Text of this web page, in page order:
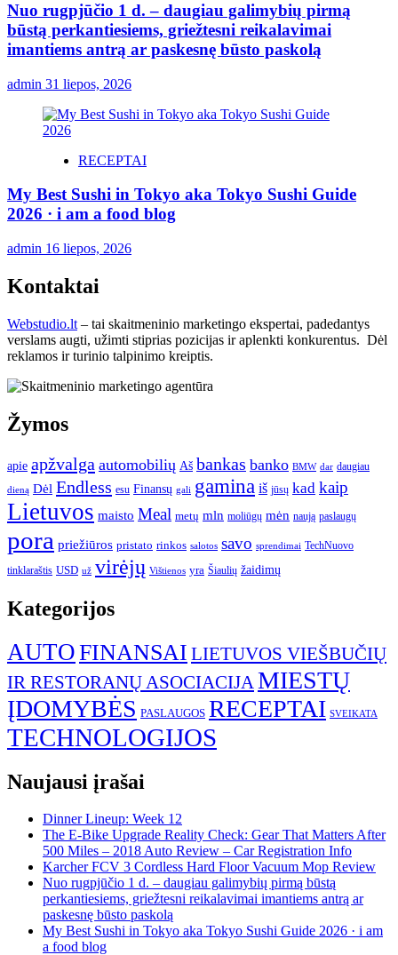
Nuo rugpjūčio 1 d. – daugiau galimybių pirmą
būstą perkantiesiems, griežtesni reikalavimai
imantiems antrą ar paskesnę būsto paskolą
admin 31 liepos, 2026
RECEPTAI
My Best Sushi in Tokyo aka Tokyo Sushi Guide
2026 · i am a food blog
admin 16 liepos, 2026
Kontaktai
Webstudio.lt – tai skaitmeninio marketingo ekspertai, padedantys
verslams augti, užimti stiprias pozicijas ir aplenkti konkurentus. Dėl
reklamos ir turinio talpinimo kreiptis.
Žymos
apie apžvalga automobilių Aš bankas banko BMW dar daugiau
dieną Dėl Endless esu Finansų gali gamina iš jūsų kad kaip
Lietuvos maisto Meal metų mln moliūgų mėn naują paslaugų
pora priežiūros pristato rinkos salotos savo sprendimai TechNuovo
tinklaraštis USD už virėjų Vištienos yra Šiaulių žaidimų
Kategorijos
AUTOFINANSAI LIETUVOS VIEŠBUČIŲ
IR RESTORANŲ ASOCIACIJA MIESTŲ
ĮDOMYBĖS PASLAUGOS RECEPTAI SVEIKATA
TECHNOLOGIJOS
Naujausi įrašai
Dinner Lineup: Week 12
The E-Bike Upgrade Reality Check: Gear That Matters After
500 Miles – 2018 Auto Review – Car Registration Info
Karcher FCV 3 Cordless Hard Floor Vacuum Mop Review
Nuo rugpjūčio 1 d. – daugiau galimybių pirmą būstą
perkantiesiems, griežtesni reikalavimai imantiems antrą ar
paskesnę būsto paskolą
My Best Sushi in Tokyo aka Tokyo Sushi Guide 2026 · i am
a food blog